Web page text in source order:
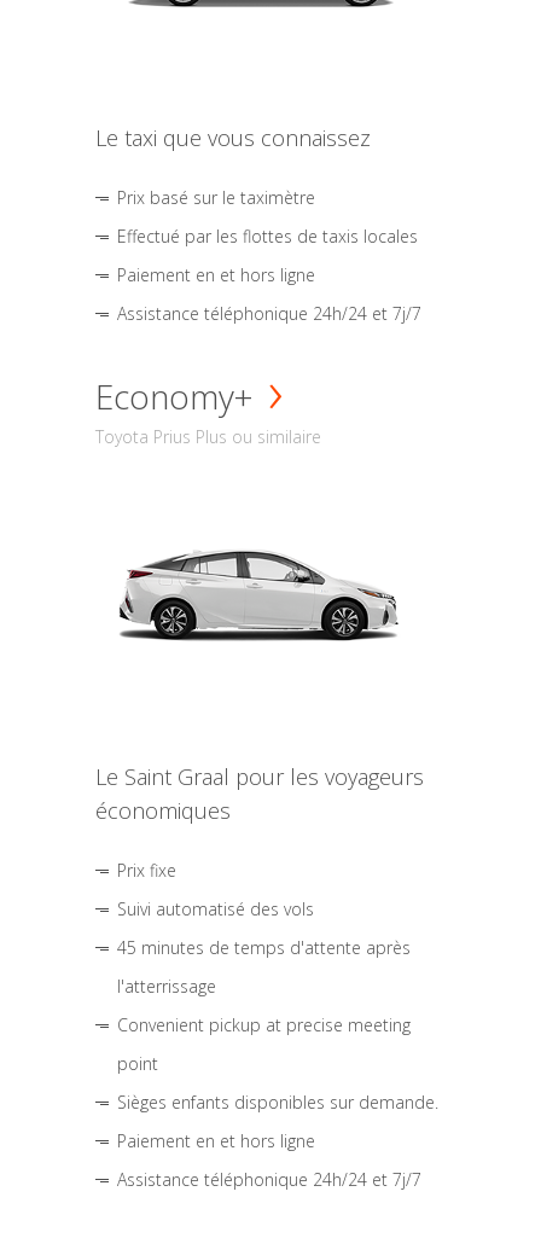
Le taxi que vous connaissez
Prix basé sur le taximètre
Effectué par les flottes de taxis locales
Paiement en et hors ligne
Assistance téléphonique 24h/24 et 7j/7
Economy+
Toyota Prius Plus ou similaire
Le Saint Graal pour les voyageurs
économiques
Prix fixe
Suivi automatisé des vols
45 minutes de temps d'attente après
l'atterrissage
Convenient pickup at precise meeting
point
Sièges enfants disponibles sur demande.
Paiement en et hors ligne
Assistance téléphonique 24h/24 et 7j/7